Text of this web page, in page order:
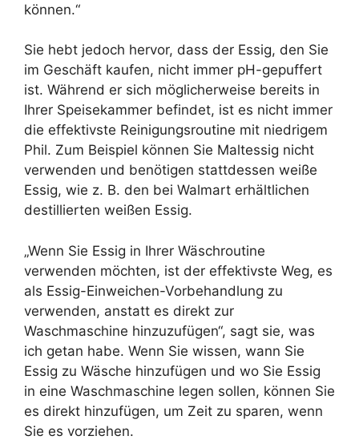
können.“
Sie hebt jedoch hervor, dass der Essig, den Sie
im Geschäft kaufen, nicht immer pH-gepuffert
ist. Während er sich möglicherweise bereits in
Ihrer Speisekammer befindet, ist es nicht immer
die effektivste Reinigungsroutine mit niedrigem
Phil. Zum Beispiel können Sie Maltessig nicht
verwenden und benötigen stattdessen weiße
Essig, wie z. B. den bei Walmart erhältlichen
destillierten weißen Essig.
„Wenn Sie Essig in Ihrer Wäschroutine
verwenden möchten, ist der effektivste Weg, es
als Essig-Einweichen-Vorbehandlung zu
verwenden, anstatt es direkt zur
Waschmaschine hinzuzufügen“, sagt sie, was
ich getan habe. Wenn Sie wissen, wann Sie
Essig zu Wäsche hinzufügen und wo Sie Essig
in eine Waschmaschine legen sollen, können Sie
es direkt hinzufügen, um Zeit zu sparen, wenn
Sie es vorziehen.